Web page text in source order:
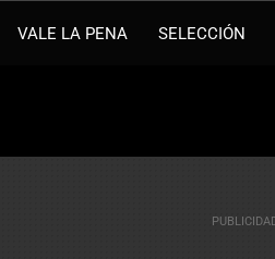
VALE LA PENA SELECCIÓN